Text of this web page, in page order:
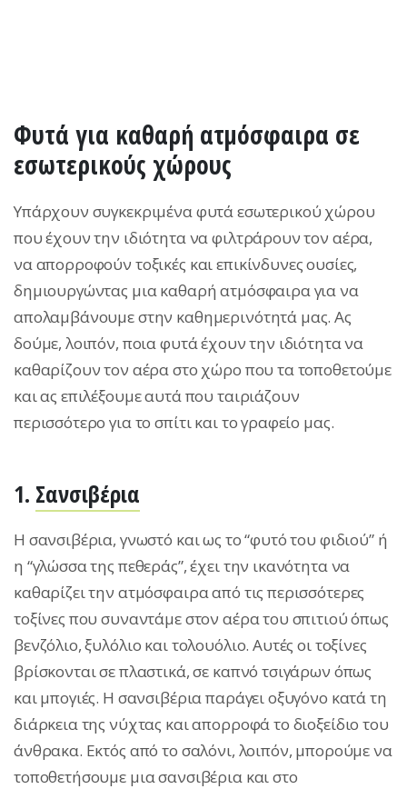
Φυτά για καθαρή ατμόσφαιρα σε
εσωτερικούς χώρους
Υπάρχουν συγκεκριμένα φυτά εσωτερικού χώρου
που έχουν την ιδιότητα να φιλτράρουν τον αέρα,
να απορροφούν τοξικές και επικίνδυνες ουσίες,
δημιουργώντας μια καθαρή ατμόσφαιρα για να
απολαμβάνουμε στην καθημερινότητά μας. Ας
δούμε, λοιπόν, ποια φυτά έχουν την ιδιότητα να
καθαρίζουν τον αέρα στο χώρο που τα τοποθετούμε
και ας επιλέξουμε αυτά που ταιριάζουν
περισσότερο για το σπίτι και το γραφείο μας.
1. Σανσιβέρια
Η σανσιβέρια, γνωστό και ως το “φυτό του φιδιού” ή
η “γλώσσα της πεθεράς”, έχει την ικανότητα να
καθαρίζει την ατμόσφαιρα από τις περισσότερες
τοξίνες που συναντάμε στον αέρα του σπιτιού όπως
βενζόλιο, ξυλόλιο και τολουόλιο. Αυτές οι τοξίνες
βρίσκονται σε πλαστικά, σε καπνό τσιγάρων όπως
και μπογιές. Η σανσιβέρια παράγει οξυγόνο κατά τη
διάρκεια της νύχτας και απορροφά το διοξείδιο του
άνθρακα. Εκτός από το σαλόνι, λοιπόν, μπορούμε να
τοποθετήσoυμε μια σανσιβέρια και στο